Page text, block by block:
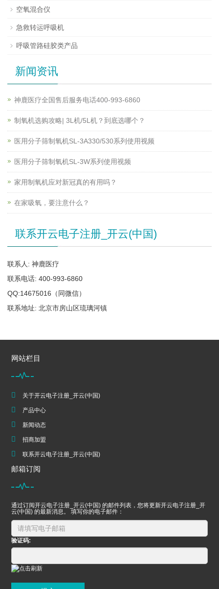
空氧混合仪
急救转运呼吸机
呼吸管路硅胶类产品
新闻资讯
神鹿医疗全国售后服务电话400-993-6860
制氧机选购攻略| 3L机/5L机？到底选哪个？
医用分子筛制氧机SL-3A330/530系列使用视频
医用分子筛制氧机SL-3W系列使用视频
家用制氧机应对新冠真的有用吗？
在家吸氧，要注意什么？
联系开云电子注册_开云(中国)
联系人: 神鹿医疗
联系电话: 400-993-6860
QQ:14675016（同微信）
联系地址: 北京市房山区琉璃河镇
网站栏目
关于开云电子注册_开云(中国)
产品中心
新闻动态
招商加盟
联系开云电子注册_开云(中国)
邮箱订阅
通过订阅开云电子注册_开云(中国) 的邮件列表，您将更新开云电子注册_开
云(中国) 的最新消息。 填写你的电子邮件：
验证码: